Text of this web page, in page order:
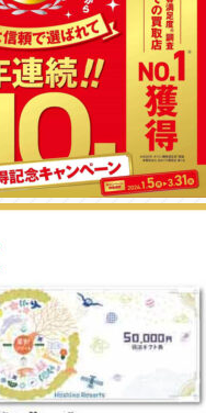
052-400-
トラック
059-331-
砂賀東114
重
店
起3丁目1番3